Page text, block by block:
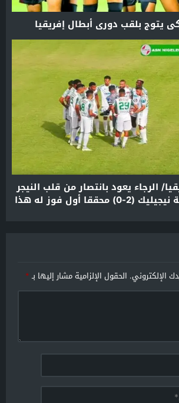
يتوج بلقب دوري أبطال إفريقيا
الرجاء يعود بانتصار من قلب النيجر
على حساب جمعية نيجيليك (2-0) محققا أول فوز له هذا
الإلكتروني. الحقول الإلزامية مشار إليها بـ*